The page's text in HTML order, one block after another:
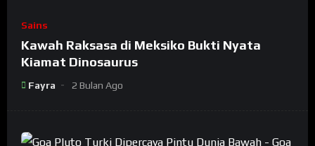
Sains
Kawah Raksasa di Meksiko Bukti Nyata
Kiamat Dinosaurus
Fayra 2 Bulan Ago